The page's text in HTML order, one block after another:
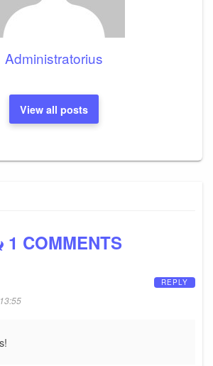
Administratorius
View all posts
1 COMMENTS
REPLY